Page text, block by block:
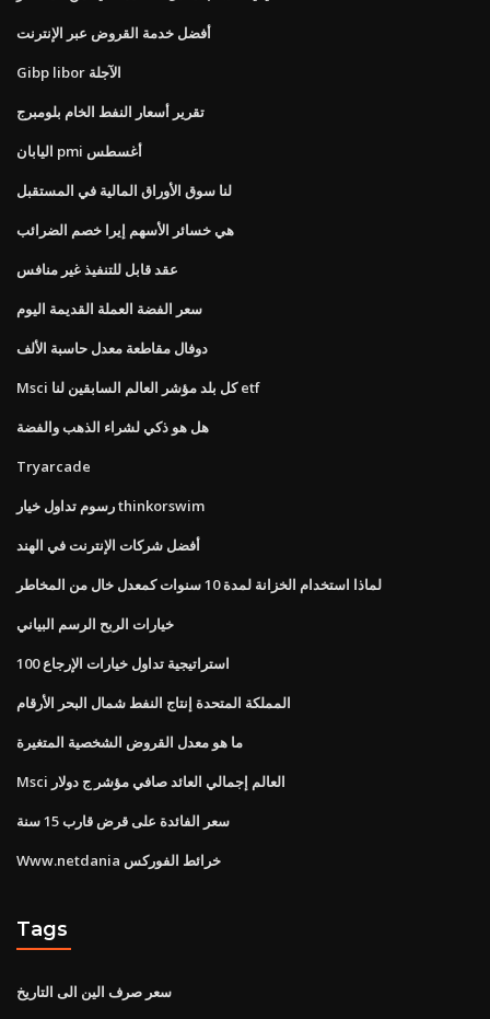
أفضل خدمة القروض عبر الإنترنت
Gibp libor الآجلة
تقرير أسعار النفط الخام بلومبرج
اليابان pmi أغسطس
لنا سوق الأوراق المالية في المستقبل
هي خسائر الأسهم إيرا خصم الضرائب
عقد قابل للتنفيذ غير منافس
سعر الفضة العملة القديمة اليوم
دوفال مقاطعة معدل حاسبة الألف
Msci كل بلد مؤشر العالم السابقين لنا etf
هل هو ذكي لشراء الذهب والفضة
Tryarcade
رسوم تداول خيار thinkorswim
أفضل شركات الإنترنت في الهند
لماذا استخدام الخزانة لمدة 10 سنوات كمعدل خال من المخاطر
خيارات الربح الرسم البياني
استراتيجية تداول خيارات الإرجاع 100
المملكة المتحدة إنتاج النفط شمال البحر الأرقام
ما هو معدل القروض الشخصية المتغيرة
Msci العالم إجمالي العائد صافي مؤشر ج دولار
سعر الفائدة على قرض قارب 15 سنة
Www.netdania خرائط الفوركس
Tags
سعر صرف الين الى التاريخ